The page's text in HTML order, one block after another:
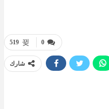
0
519
شارك